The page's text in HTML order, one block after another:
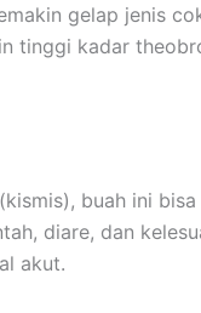
gelap jenis
tinggi kadar
buah ini
diare, dan
akut.